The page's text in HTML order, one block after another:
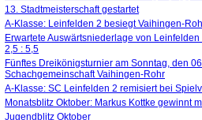
13. Stadtmeisterschaft gestartet
A-Klasse: Leinfelden 2 besiegt Vaihingen-
Erwartete Auswärtsniederlage von
2,5 : 5,5
Fünftes Dreikönigsturnier am Sonntag, den
Schachgemeinschaft Vaihingen-Rohr
A-Klasse: SC Leinfelden 2 remisiert bei
Monatsblitz Oktober: Markus Kottke gewinnt
Jugendblitz Oktober